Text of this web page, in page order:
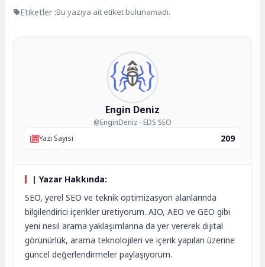
Etiketler :Bu yazıya ait etiket bulunamadı.
Engin Deniz
@EnginDeniz - EDS SEO
Yazı Sayısı
209
| Yazar Hakkında:
SEO, yerel SEO ve teknik optimizasyon alanlarında
bilgilendirici içerikler üretiyorum. AIO, AEO ve GEO gibi
yeni nesil arama yaklaşımlarına da yer vererek dijital
görünürlük, arama teknolojileri ve içerik yapıları üzerine
güncel değerlendirmeler paylaşıyorum.